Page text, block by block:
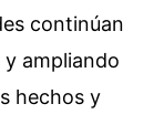
continúan
ampliando
hechos y